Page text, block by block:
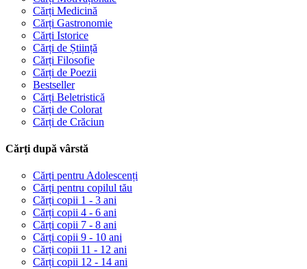
Cărți Medicină
Cărți Gastronomie
Cărți Istorice
Cărți de Știință
Cărți Filosofie
Cărți de Poezii
Bestseller
Cărți Beletristică
Cărți de Colorat
Cărți de Crăciun
Cărți după vârstă
Cărți pentru Adolescenți
Cărți pentru copilul tău
Cărți copii 1 - 3 ani
Cărți copii 4 - 6 ani
Cărți copii 7 - 8 ani
Cărți copii 9 - 10 ani
Cărți copii 11 - 12 ani
Cărți copii 12 - 14 ani